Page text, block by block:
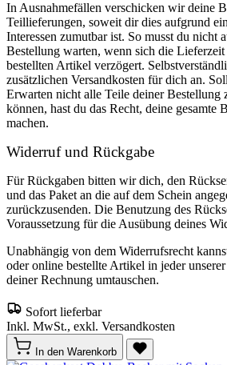
In Ausnahmefällen verschicken wir deine
Teillieferungen, soweit dir dies aufgrund
Interessen zumutbar ist. So musst du nicht
Bestellung warten, wenn sich die
bestellten Artikel verzögert.
zusätzlichen Versandkosten für dich an.
Erwarten nicht alle Teile deiner Bestellung
können, hast du das Recht, deine gesamte
machen.
Widerruf und Rückgabe
Für Rückgaben bitten wir dich, den
und das Paket an die auf dem Schein
zurückzusenden. Die Benutzung des
Voraussetzung für die Ausübung deines
Unabhängig von dem Widerrufsrecht
oder online bestellte Artikel in jeder
deiner Rechnung umtauschen.
Sofort lieferbar
Inkl. MwSt., exkl. Versandkosten
In den Warenkorb